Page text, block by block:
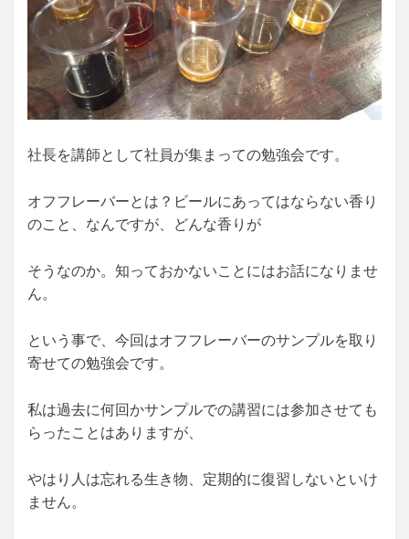
社長を講師として社員が集まっての勉強会です。
オフフレーバーとは？ビールにあってはならない香り
のこと、なんですが、どんな香りが
そうなのか。知っておかないことにはお話になりませ
ん。
という事で、今回はオフフレーバーのサンプルを取り
寄せての勉強会です。
私は過去に何回かサンプルでの講習には参加させても
らったことはありますが、
やはり人は忘れる生き物、定期的に復習しないといけ
ません。